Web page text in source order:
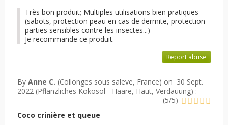
Très bon produit; Multiples utilisations bien pratiques
(sabots, protection peau en cas de dermite, protection
parties sensibles contre les insectes...)
Je recommande ce produit.
Report abuse
By Anne C. (Collonges sous saleve, France) on 30 Sept.
2022 (Pflanzliches Kokosöl - Haare, Haut, Verdauung) :
(5/5)
Coco crinière et queue